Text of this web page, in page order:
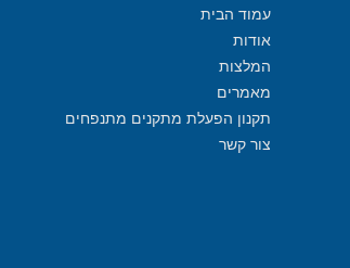
עמוד הבית
אודות
המלצות
מאמרים
תקנון הפעלת מתקנים מתנפחים
צור קשר